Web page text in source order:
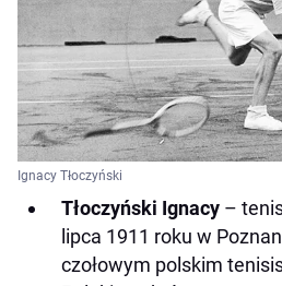
Ignacy Tłoczyński
Tłoczyński Ignacy –
lipca 1911 roku w
czołowym polskim